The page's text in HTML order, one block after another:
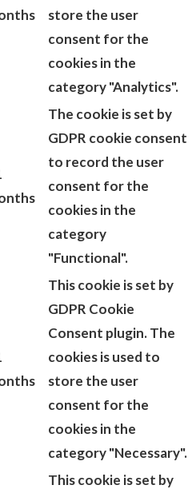
store the user
consent for the
cookies in the
category "Analytics".
The cookie is set by
GDPR cookie consent
to record the user
consent for the
cookies in the
category
"Functional".
This cookie is set by
GDPR Cookie
Consent plugin. The
cookies is used to
store the user
consent for the
cookies in the
category "Necessary".
This cookie is set by